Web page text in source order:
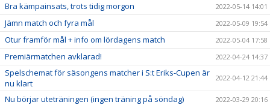
Bra kämpainsats, trots tidig morgon 2022-05-14 14:01
Jämn match och fyra mål 2022-05-09 19:54
Otur framför mål + info om lördagens match 2022-05-04 17:58
Premiärmatchen avklarad! 2022-04-24 14:37
Spelschemat för säsongens matcher i S:t Eriks-Cupen är
nu klart
2022-04-12 21:44
Nu börjar uteträningen (ingen träning på söndag) 2022-03-29 20:16